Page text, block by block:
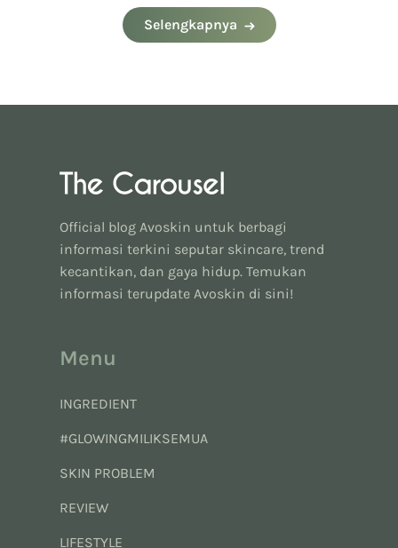
Selengkapnya
Official blog Avoskin untuk berbagi
informasi terkini seputar skincare, trend
kecantikan, dan gaya hidup. Temukan
informasi terupdate Avoskin di sini!
Menu
INGREDIENT
#GLOWINGMILIKSEMUA
SKIN PROBLEM
REVIEW
LIFESTYLE